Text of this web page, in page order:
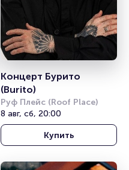
Концерт Бурито
(Burito)
Руф Плейс (Roof Place)
8 авг, сб, 20:00
Купить